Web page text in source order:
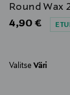
Round Wax
Original
4,90 €
Valitse Väri